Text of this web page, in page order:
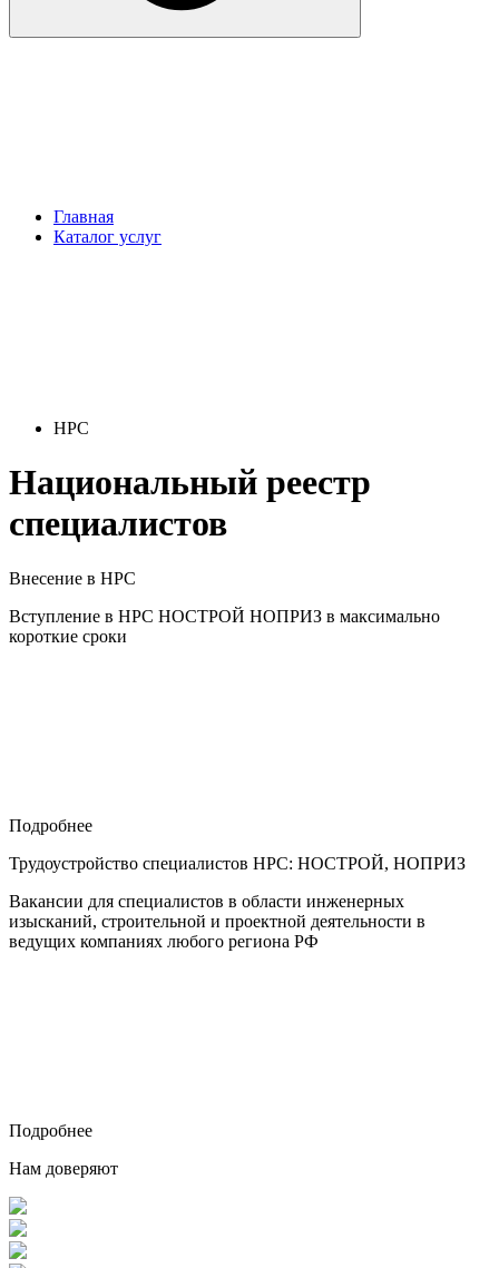
Главная
Каталог услуг
НРС
Национальный реестр
специалистов
Внесение в НРС
Вступление в НРС НОСТРОЙ НОПРИЗ в максимально
короткие сроки
Подробнее
Трудоустройство специалистов НРС: НОСТРОЙ, НОПРИЗ
Вакансии для специалистов в области инженерных
изысканий, строительной и проектной деятельности в
ведущих компаниях любого региона РФ
Подробнее
Нам доверяют